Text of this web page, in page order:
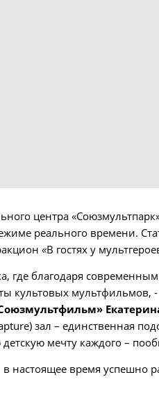
центра
реального времени.
«В гостях у
где благодаря
культовых мультфильмов, -
зал – единственная
мечту каждого –
настоящее время успешно